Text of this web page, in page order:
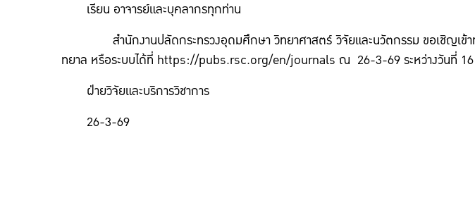
เรียน อาจารย์และบุคลากรทุกท่าน
สำนักงานปลัดกระทรวงอุดมศึกษา วิทยาศาสตร์ วิจัยและนวัตกรรม ขอเชิญเข้
ทยาล หรือระบบได้ที่ https://pubs.rsc.org/en/journals ณ 26-3-69 ระหว่างวันที่ 16
ฝ่ายวิจัยและบริการวิชาการ
26-3-69